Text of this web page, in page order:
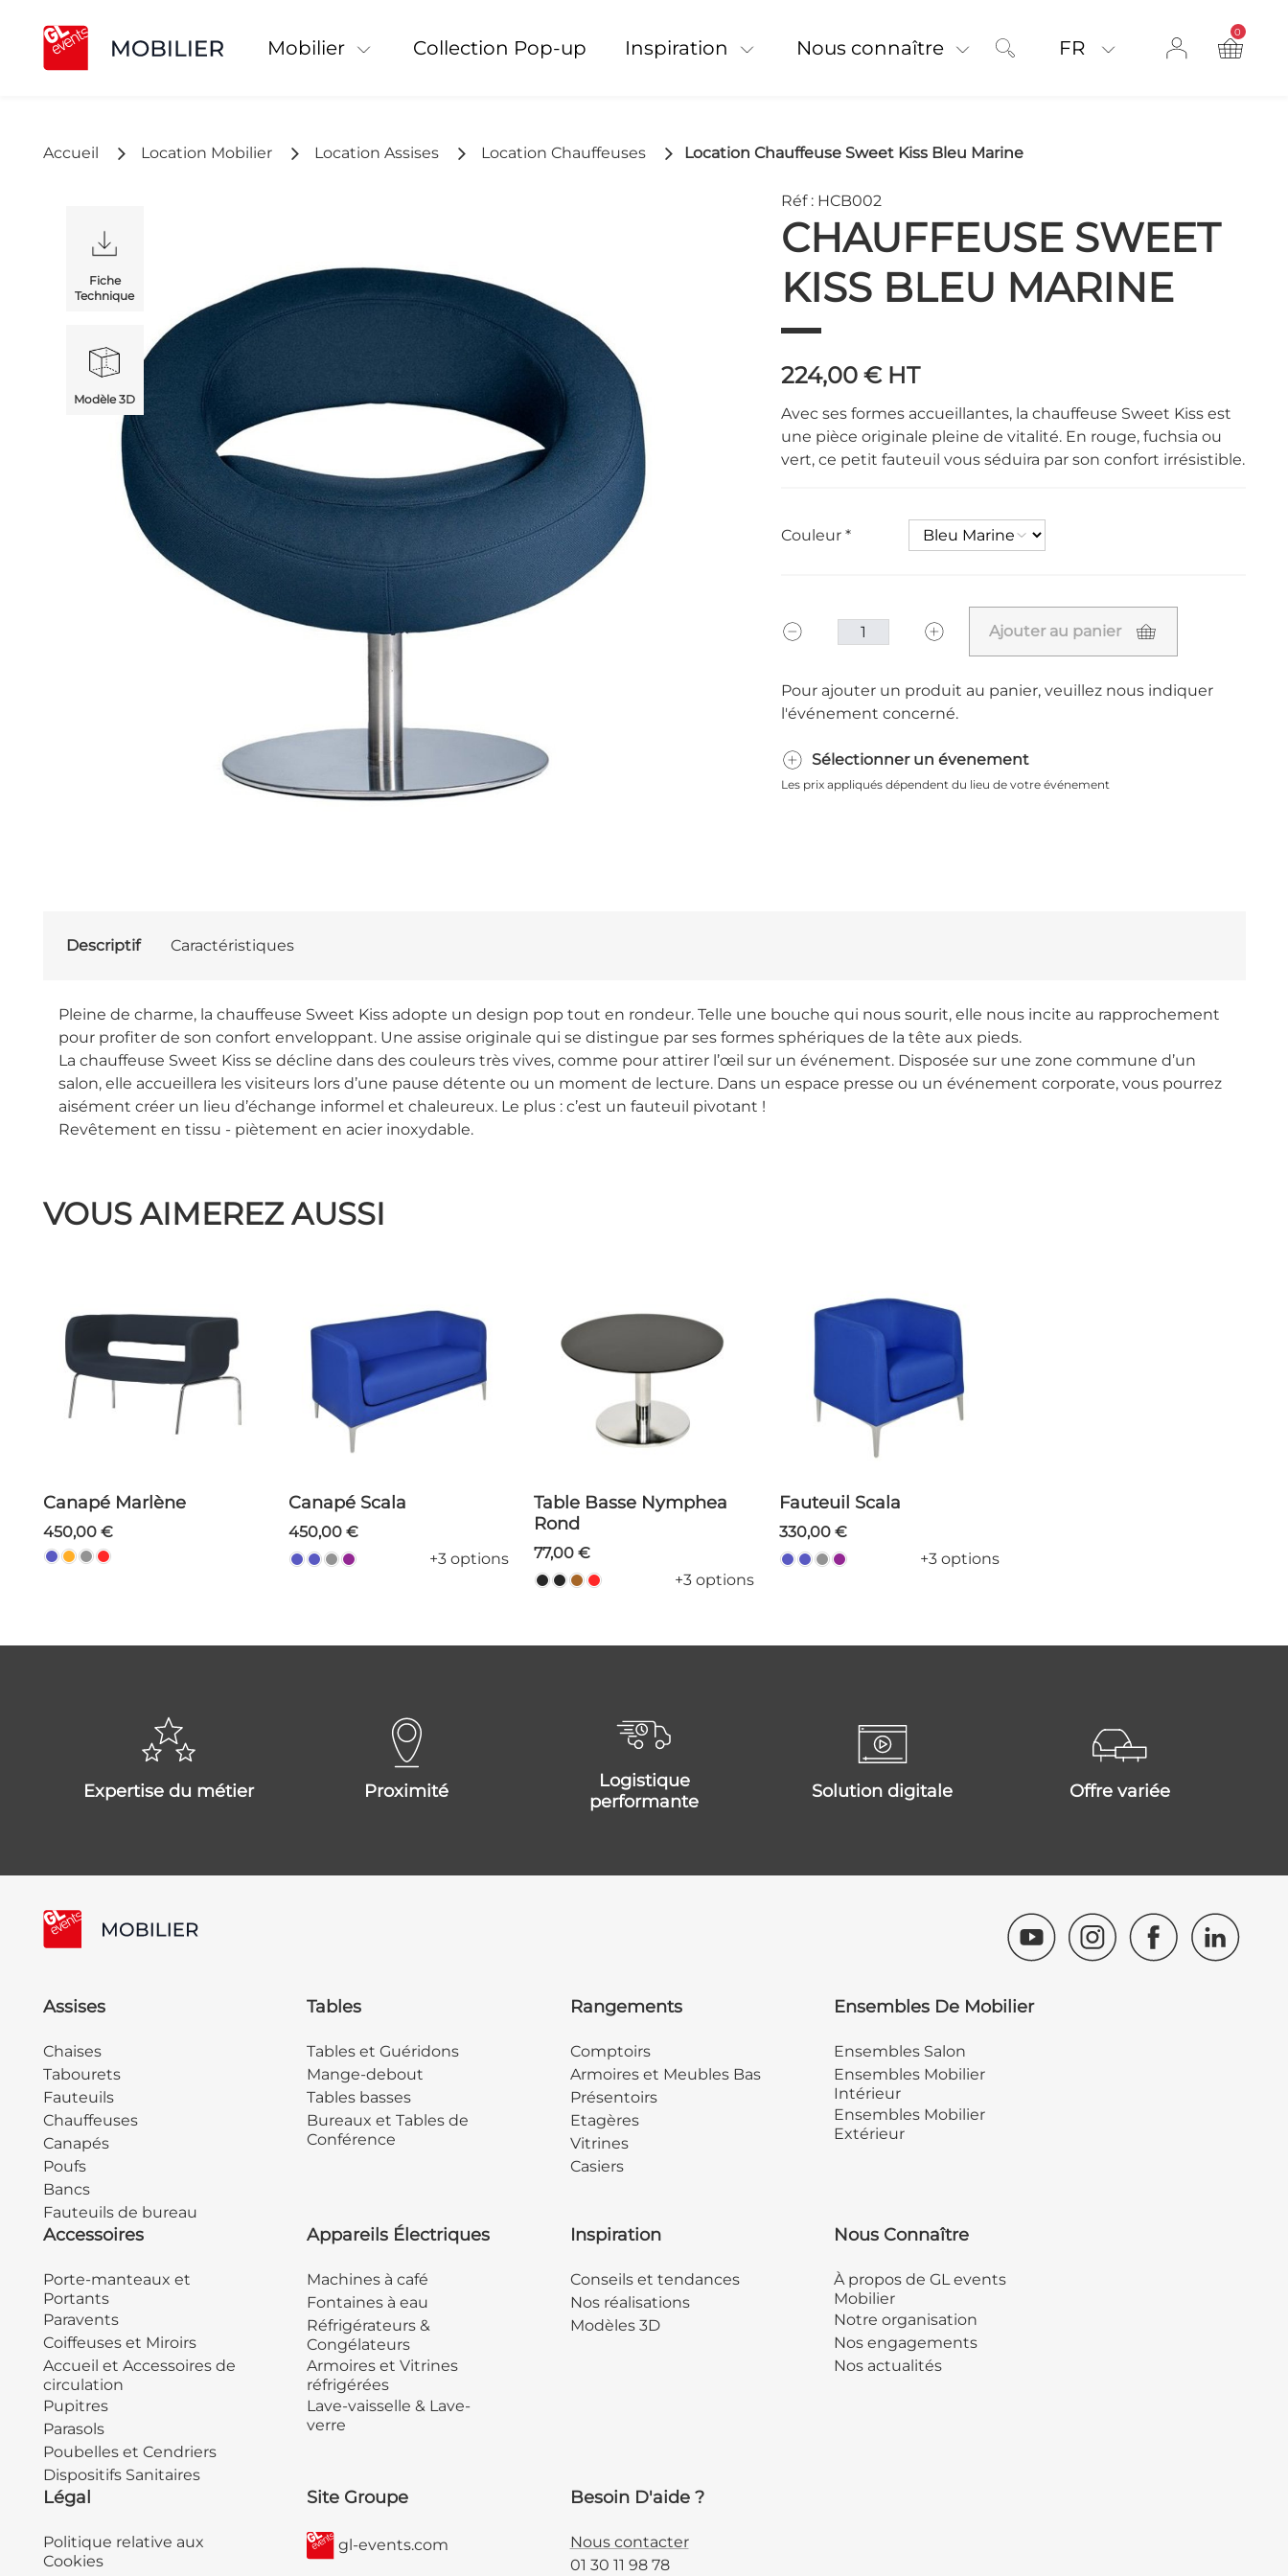
Mobilier Collection Pop-up Inspiration Nous connaître FR
0
product
Accueil Location Mobilier Location Assises Location Chauffeuses Location Chauffeuse Sweet Kiss Bleu Marine
Fiche
Technique
Modèle 3D
Réf : HCB002
CHAUFFEUSE SWEET
KISS BLEU MARINE
224,00 € HT
Avec ses formes accueillantes, la chauffeuse Sweet Kiss est
une pièce originale pleine de vitalité. En rouge, fuchsia ou
vert, ce petit fauteuil vous séduira par son confort irrésistible.
Couleur
Ajouter au panier
Pour ajouter un produit au panier, veuillez nous indiquer
l'événement concerné.
Sélectionner un évenement
Les prix appliqués dépendent du lieu de votre événement
Descriptif Caractéristiques
Pleine de charme, la chauffeuse Sweet Kiss adopte un design pop tout en rondeur. Telle une bouche qui nous sourit, elle nous incite au rapprochement
pour profiter de son confort enveloppant. Une assise originale qui se distingue par ses formes sphériques de la tête aux pieds.
La chauffeuse Sweet Kiss se décline dans des couleurs très vives, comme pour attirer l’œil sur un événement. Disposée sur une zone commune d’un
salon, elle accueillera les visiteurs lors d’une pause détente ou un moment de lecture. Dans un espace presse ou un événement corporate, vous pourrez
aisément créer un lieu d’échange informel et chaleureux. Le plus : c’est un fauteuil pivotant !
Revêtement en tissu - piètement en acier inoxydable.
VOUS AIMEREZ AUSSI
Canapé Marlène
450,00 €
Canapé Scala
450,00 €
+3 options
Table Basse Nymphea
Rond
77,00 €
+3 options
Fauteuil Scala
330,00 €
+3 options
expertise du métier proximité
logistique
performante
solution digitale offre variée
Assises
Chaises
Tabourets
Fauteuils
Chauffeuses
Canapés
Poufs
Bancs
Fauteuils de bureau
Tables
Tables et Guéridons
Mange-debout
Tables basses
Bureaux et Tables de
Conférence
Rangements
Comptoirs
Armoires et Meubles Bas
Présentoirs
Etagères
Vitrines
Casiers
Ensembles De Mobilier
Ensembles Salon
Ensembles Mobilier
Intérieur
Ensembles Mobilier
Extérieur
Accessoires
Porte-manteaux et
Portants
Paravents
Coiffeuses et Miroirs
Accueil et Accessoires de
circulation
Pupitres
Parasols
Poubelles et Cendriers
Dispositifs Sanitaires
Appareils Électriques
Machines à café
Fontaines à eau
Réfrigérateurs &
Congélateurs
Armoires et Vitrines
réfrigérées
Lave-vaisselle & Lave-
verre
Inspiration
Conseils et tendances
Nos réalisations
Modèles 3D
Nous Connaître
À propos de GL events
Mobilier
Notre organisation
Nos engagements
Nos actualités
Légal
Politique relative aux
Cookies
Site Groupe
gl-events.com
Besoin D'aide ?
Nous contacter
01 30 11 98 78